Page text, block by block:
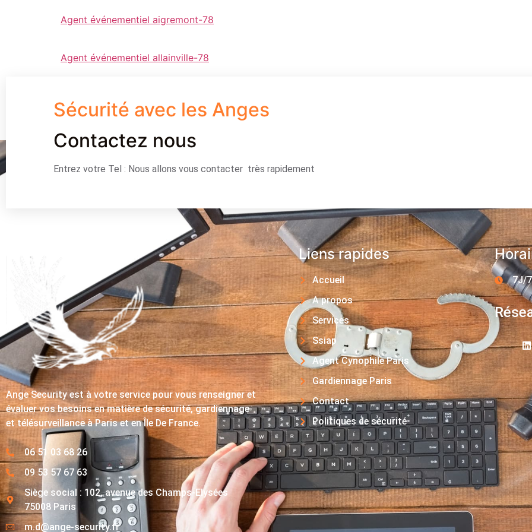
Agent événementiel aigremont-78
Agent événementiel allainville-78
Sécurité avec les Anges
Contactez nous
Entrez votre Tel : Nous allons vous contacter très rapidement
Ange Security est à votre service pour vous renseigner et
évaluer vos besoins en matière de sécurité, gardiennage
et télésurveillance à Paris et en Île De France.
06 51 03 68 26
09 53 57 67 63
Siège social : 102, avenue des Champs-Elysées
75008 Paris
m.d@ange-security.fr
Liens rapides
Accueil
A propos
Services
Ssiap
Agent Cynophile Paris
Gardiennage Paris
Contact
Politiques de sécurité
7J/